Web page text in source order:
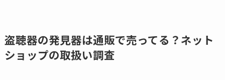
め替えはどこで売っ
てる？ドンキ・ロフ
盗聴器の発見器は通販で売ってる？ネット
ショップの取扱い調査